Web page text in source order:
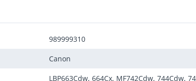
989999310
Canon
LBP663Cdw, 664Cx, MF742Cdw, 744Cdw,